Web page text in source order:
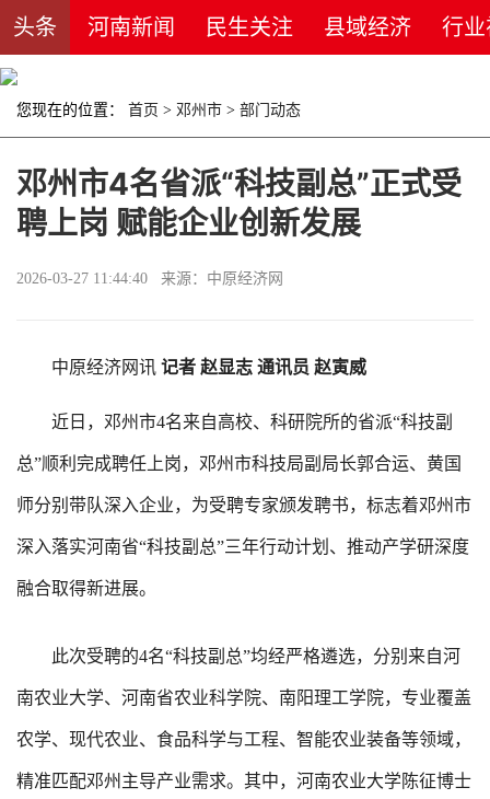
头条 河南新闻 民生关注 县域经济 行
您现在的位置： 首页 > 邓州市 > 部门动态
邓州市4名省派“科技副总”正式受
聘上岗 赋能企业创新发展
2026-03-27 11:44:40 来源：中原经济网
中原经济网讯 记者 赵显志 通讯员 赵寅威
近日，邓州市4名来自高校、科研院所的省派“科技副
总”顺利完成聘任上岗，邓州市科技局副局长郭合运、黄国
师分别带队深入企业，为受聘专家颁发聘书，标志着邓州市
深入落实河南省“科技副总”三年行动计划、推动产学研深度
融合取得新进展。
此次受聘的4名“科技副总”均经严格遴选，分别来自河
南农业大学、河南省农业科学院、南阳理工学院，专业覆盖
农学、现代农业、食品科学与工程、智能农业装备等领域，
精准匹配邓州主导产业需求。其中，河南农业大学陈征博士